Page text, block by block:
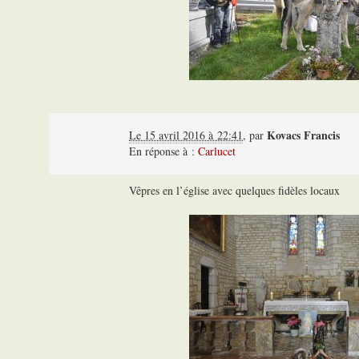
Le 15 avril 2016 à 22:41, par Kovacs Francis
En réponse à : Carlucet
Vêpres en l’église avec quelques fidèles locaux